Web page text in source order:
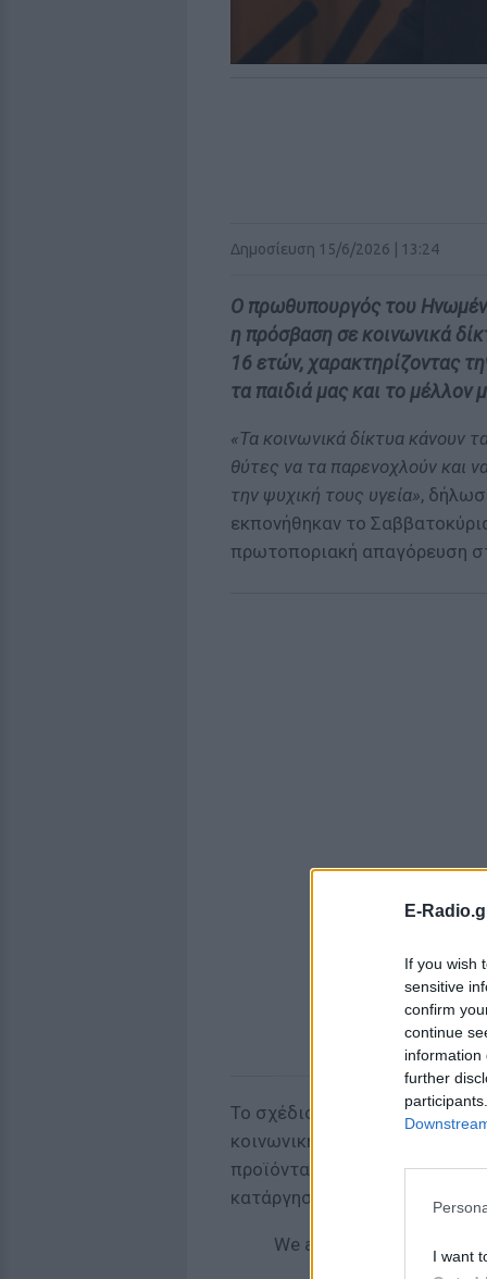
E-
If you wish
sensitive
confirm
continue
information
further
I want
Δημοσίευση 15/6/2026 | 13:24
Ο πρωθυπουργός του
η πρόσβαση σε κοινωνικά
16 ετών, χαρακτηρίζοντας
τα παιδιά μας και το μέλλον
«Τα κοινωνικά δίκτυα κάνουν
θύτες να τα παρενοχλούν και
την ψυχική τους υγεία»,
εκπονήθηκαν το
πρωτοποριακή απαγόρευση
Το σχέδιο περιλαμβάνει
κοινωνικής δικτύωσης, με
προϊόντα, όπως εφαρμογές
κατάργησης της δυνατότητας
We are banning social